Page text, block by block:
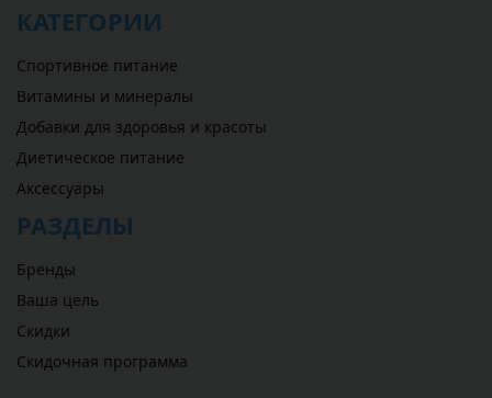
КАТЕГОРИИ
Спортивное питание
Витамины и минералы
Добавки для здоровья и красоты
Диетическое питание
Аксессуары
РАЗДЕЛЫ
Бренды
Ваша цель
Скидки
Скидочная программа